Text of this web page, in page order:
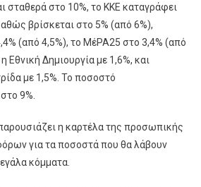
σταθερά στο 10%, το ΚΚΕ καταγράφει
βρίσκεται στο 5% (από 6%),
(από 4,5%), το ΜέΡΑ25 στο 3,4% (από
Εθνική Δημιουργία με 1,6%, και
με 1,5%. Το ποσοστό
9%.
παρουσιάζει η καρτέλα της προσωπικής
για τα ποσοστά που θα λάβουν
κόμματα.